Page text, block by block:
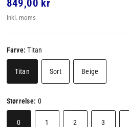
849,00 kr
Inkl. moms
Farve:Titan
Titan Sort Beige
Størrelse: 0
0 1 2 3